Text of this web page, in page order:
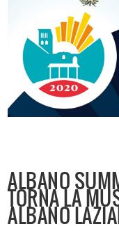
ALBANO
TORNA LA
ALBANO